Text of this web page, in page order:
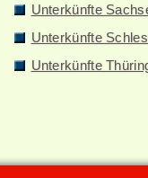
Unterkünfte
Unterkünfte
Unterkünfte